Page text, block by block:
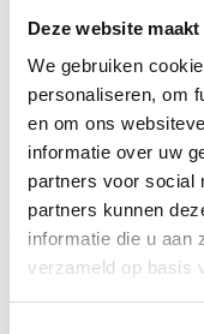
Deze website
We gebruiken
personaliseren, om
en om ons
informatie over uw
partners voor social
partners kunnen
informatie die u aan
verzameld op basis
Richmond Interiors
Revelin black/gold 140
1.041,00